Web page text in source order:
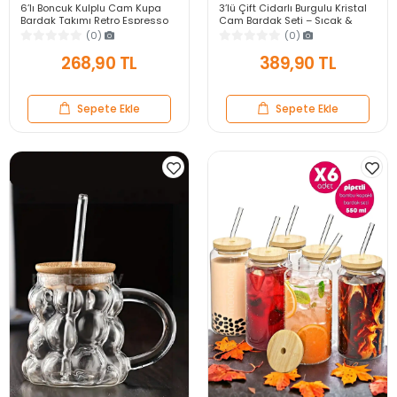
6’lı Boncuk Kulplu Cam Kupa
Bardak Takımı Retro Espresso
Çay Kahve Meşrubat Bardağı
(0)
268,90 TL
Sepete Ekle
3’lü Çift Cidarlı Burgulu Kristal
Cam Bardak Seti – Sıcak &
Soğuk Çay Kahve Süt Kupası
(0)
389,90 TL
Sepete Ekle